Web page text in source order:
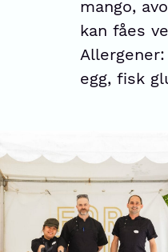
mango,
kan fåes
egg, fisk